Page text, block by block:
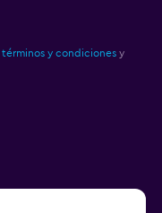
términos y condiciones y